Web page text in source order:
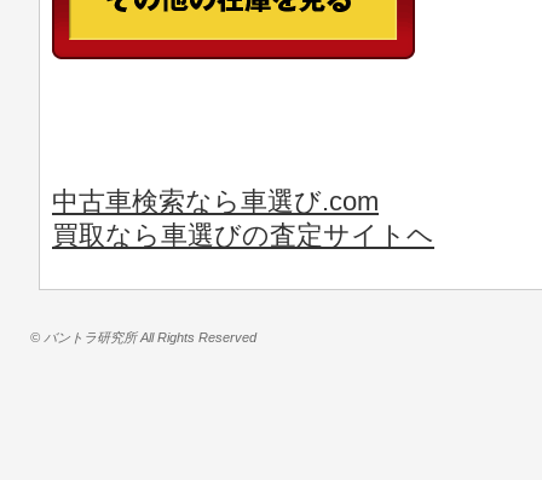
中古車検索なら車選び.com
買取なら車選びの査定サイトヘ
© バントラ研究所 All Rights Reserved